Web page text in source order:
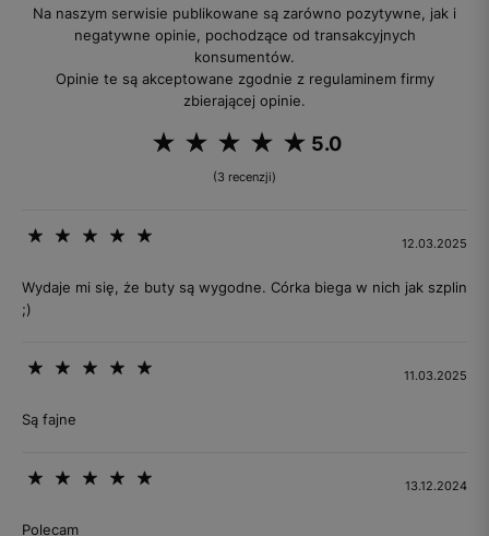
Na naszym serwisie publikowane są zarówno pozytywne, jak i
negatywne opinie, pochodzące od transakcyjnych
konsumentów.
Opinie te są akceptowane zgodnie z regulaminem firmy
zbierającej opinie.
5.0
(3 recenzji)
12.03.2025
Wydaje mi się, że buty są wygodne. Córka biega w nich jak szplin
;)
11.03.2025
Są fajne
13.12.2024
Polecam